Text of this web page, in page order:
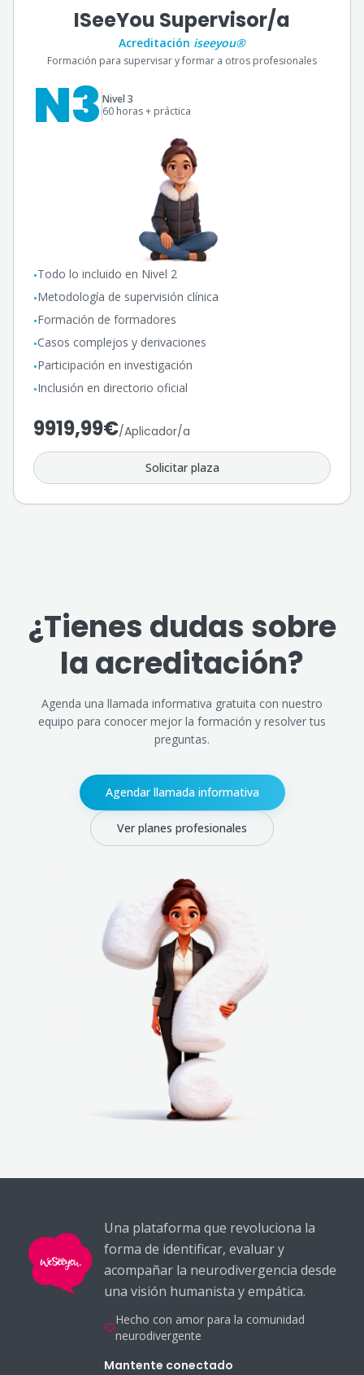
ISeeYou Supervisor/a
Acreditación iseeyou®
Formación para supervisar y formar a otros profesionales
N3 Nivel 3
60 horas + práctica
•Todo lo incluido en Nivel 2
•Metodología de supervisión clínica
•Formación de formadores
•Casos complejos y derivaciones
•Participación en investigación
•Inclusión en directorio oficial
9919,99€/Aplicador/a
Solicitar plaza
¿Tienes dudas sobre
la acreditación?
Agenda una llamada informativa gratuita con nuestro
equipo para conocer mejor la formación y resolver tus
preguntas.
Agendar llamada informativa
Ver planes profesionales
Una plataforma que revoluciona la
forma de identificar, evaluar y
acompañar la neurodivergencia desde
una visión humanista y empática.
Hecho con amor para la comunidad
neurodivergente
Mantente conectado